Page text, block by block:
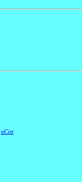
uCoz